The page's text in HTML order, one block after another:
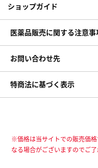
ショップガイド
医薬品販売に関する注意事
お問い合わせ先
特商法に基づく表示
※価格は当サイトでの販売価
なる場合がございますのでご了